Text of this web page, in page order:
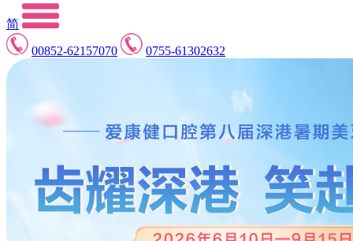
简
00852-62157070
0755-61302632